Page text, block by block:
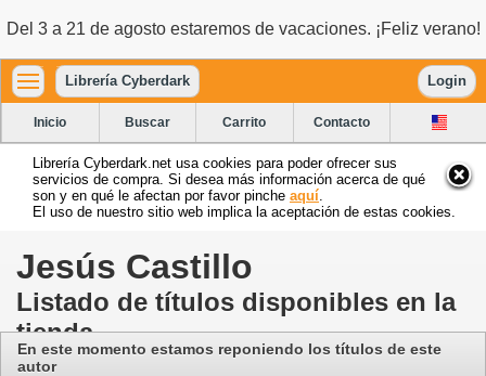
Del 3 a 21 de agosto estaremos de vacaciones. ¡Feliz verano!
Librería Cyberdark Login
Inicio Buscar Carrito Contacto
Librería Cyberdark.net usa cookies para poder ofrecer sus
servicios de compra. Si desea más información acerca de qué
son y en qué le afectan por favor pinche aquí
El uso de nuestro sitio web implica la aceptación de estas cookies.
Jesús Castillo
Listado de títulos disponibles en la
tienda
En este momento estamos reponiendo los títulos de este
autor